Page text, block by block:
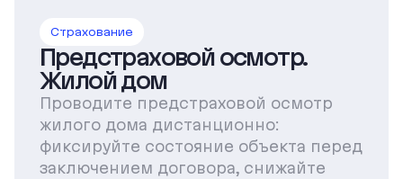
Страхование
Предстраховой осмотр.
Жилой дом
Проводите предстраховой осмотр
жилого дома дистанционно:
фиксируйте состояние объекта перед
заключением договора, снижайте